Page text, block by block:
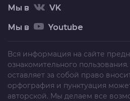
Мы в VK
Мы в Youtube
Вся информация на сайте
ознакомительного
оставляет за собой право
орфография и пунктуация
авторской. Мы делаем все